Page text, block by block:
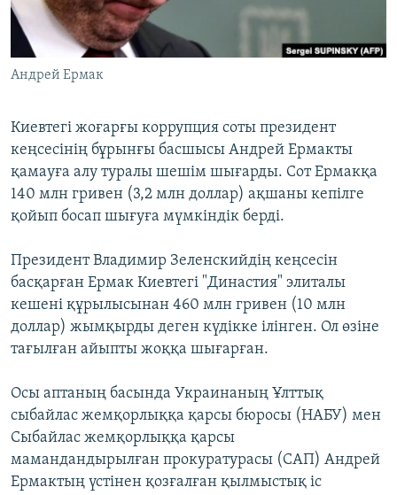
ЖАЗЫЛЫҢЫЗ
Андрей Ермак
Киевтегі жоғарғы коррупция соты президент
кеңсесінің бұрынғы басшысы Андрей Ермакты
қамауға алу туралы шешім шығарды. Сот Ермакқа
140 млн гривен (3,2 млн доллар) ақшаны кепілге
қойып босап шығуға мүмкіндік берді.
Президент Владимир Зеленскийдің кеңсесін
басқарған Ермак Киевтегі "Династия" элиталы
кешені құрылысынан 460 млн гривен (10 млн
доллар) жымқырды деген күдікке ілінген. Ол өзіне
тағылған айыпты жоққа шығарған.
Осы аптаның басында Украинаның Ұлттық
сыбайлас жемқорлыққа қарсы бюросы (НАБУ) мен
Сыбайлас жемқорлыққа қарсы
мамандандырылған прокуратурасы (САП) Андрей
Ермактың үстінен қозғалған қылмыстық іс